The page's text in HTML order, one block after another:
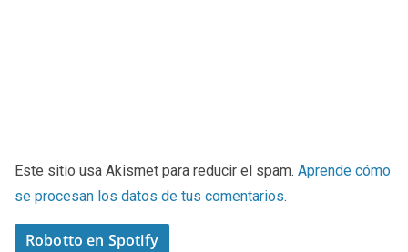
Este sitio usa Akismet para reducir el spam. Aprende cómo
se procesan los datos de tus comentarios.
Robotto en Spotify